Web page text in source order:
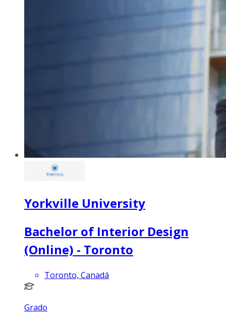
Yorkville University
Bachelor of Interior Design
(Online) - Toronto
Toronto, Canadá
Grado